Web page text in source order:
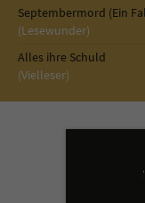
Septembermord (Ein
(Lesewunder)
Alles ihre Schuld
(Vielleser)